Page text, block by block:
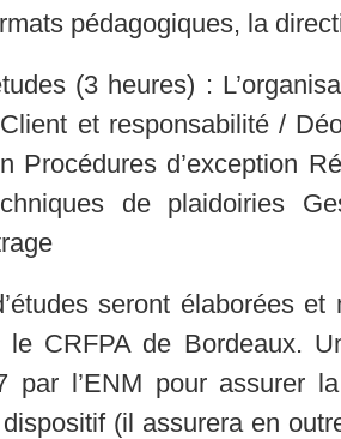
pédagogiques, la
(3 heures) :
et responsabilité /
Procédures d’exception
de plaidoiries
seront élaborées
CRFPA de Bordeaux.
par l’ENM pour assurer
(il assurera en